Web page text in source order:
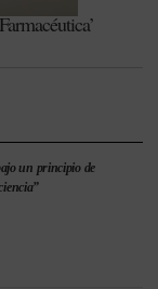
un principio de